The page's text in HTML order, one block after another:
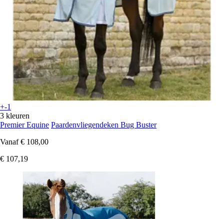
+-1
3 kleuren
Premier Equine Paardenvliegendeken Bug Buster
Vanaf € 108,00
€ 107,19